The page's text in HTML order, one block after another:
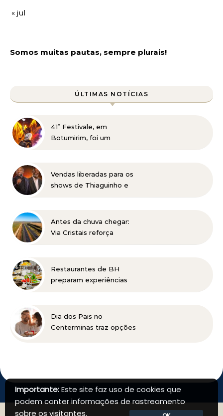
« jul
Somos muitas pautas, sempre plurais!
ÚLTIMAS NOTÍCIAS
41º Festivale, em
Botumirim, foi um
do Vale do Jequitinhonha
Vendas liberadas para os
shows de Thiaguinho e
Antes da chuva chegar:
Via Cristais reforça
Restaurantes de BH
preparam experiências
Dia dos Pais no
Centerminas traz opções
Importante:Este site faz uso de cookies que
podem conter informações de rastreamento
sobre os visitantes.